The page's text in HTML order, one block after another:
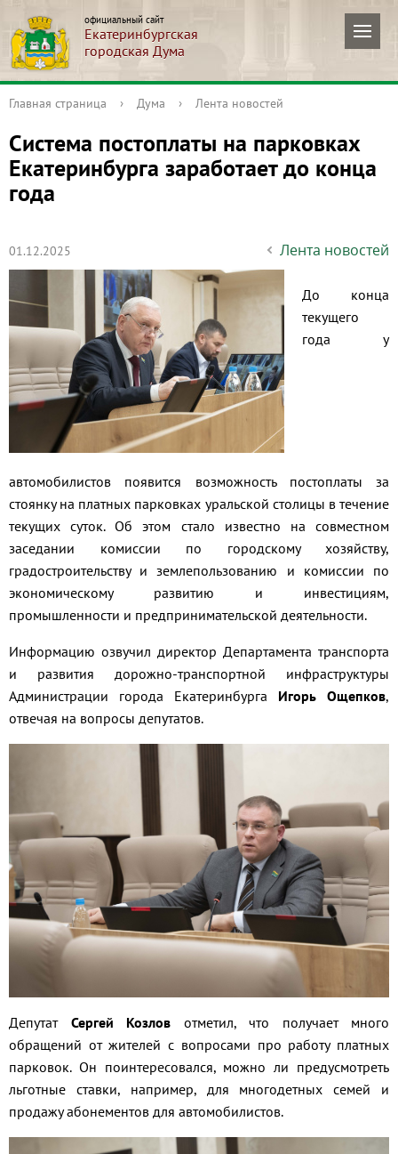
официальный сайт
Екатеринбургская
городская Дума
Главная страница › Дума › Лента новостей
Система постоплаты на парковках
Екатеринбурга заработает до конца
года
01.12.2025 Лента новостей
До конца
текущего
года у
автомобилистов появится возможность постоплаты за
стоянку на платных парковках уральской столицы в течение
текущих суток. Об этом стало известно на совместном
заседании комиссии по городскому хозяйству,
градостроительству и землепользованию и комиссии по
экономическому развитию и инвестициям,
промышленности и предпринимательской деятельности.
Информацию озвучил директор Департамента транспорта
и развития дорожно-транспортной инфраструктуры
Администрации города Екатеринбурга Игорь Ощепков,
отвечая на вопросы депутатов.
Депутат Сергей Козлов отметил, что получает много
обращений от жителей с вопросами про работу платных
парковок. Он поинтересовался, можно ли предусмотреть
льготные ставки, например, для многодетных семей и
продажу абонементов для автомобилистов.